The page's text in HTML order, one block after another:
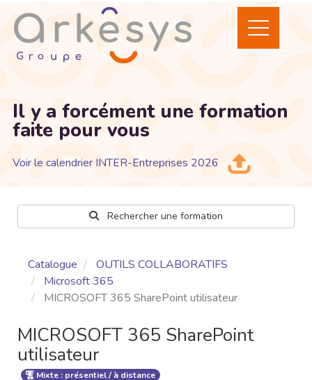
Il y a forcément une formation
faite pour vous
Voir le calendrier INTER-Entreprises 2026
Rechercher une formation
Catalogue
OUTILS COLLABORATIFS
Microsoft 365
MICROSOFT 365 SharePoint utilisateur
MICROSOFT 365 SharePoint
utilisateur
Mixte : présentiel / à distance